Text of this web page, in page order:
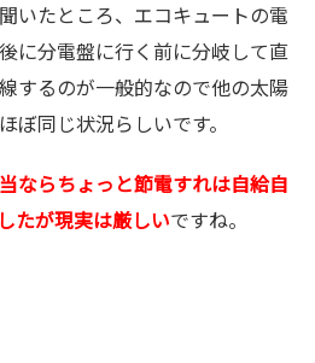
いたところ、エコキュートの電
に分電盤に行く前に分岐して直
するのが一般的なので他の太陽
ぼ同じ状況らしいです。
ならちょっと節電すれは自給自
たが現実は厳しいですね。